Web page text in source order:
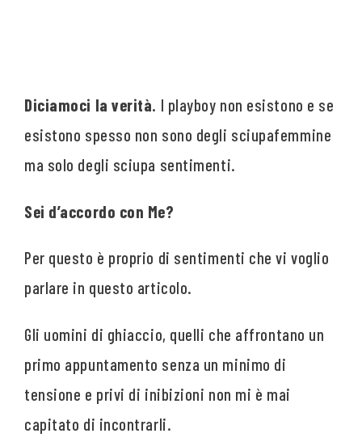
Diciamoci la verità. I playboy non esistono e se
esistono spesso non sono degli sciupafemmine
ma solo degli sciupa sentimenti.
Sei d’accordo con Me?
Per questo è proprio di sentimenti che vi voglio
parlare in questo articolo.
Gli uomini di ghiaccio, quelli che affrontano un
primo appuntamento senza un minimo di
tensione e privi di inibizioni non mi è mai
capitato di incontrarli.